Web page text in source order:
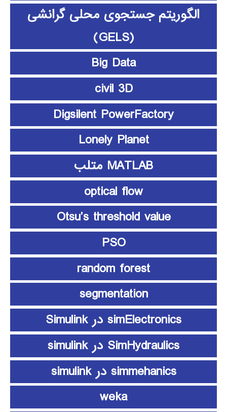
الگوریتم جستجوی محلی گرانشی
(GELS)
Big Data
civil 3D
Digsilent PowerFactory
Lonely Planet
MATLAB متلب
optical flow
Otsu’s threshold value
PSO
random forest
segmentation
simElectronics در Simulink
SimHydraulics در simulink
simmehanics در simulink
weka